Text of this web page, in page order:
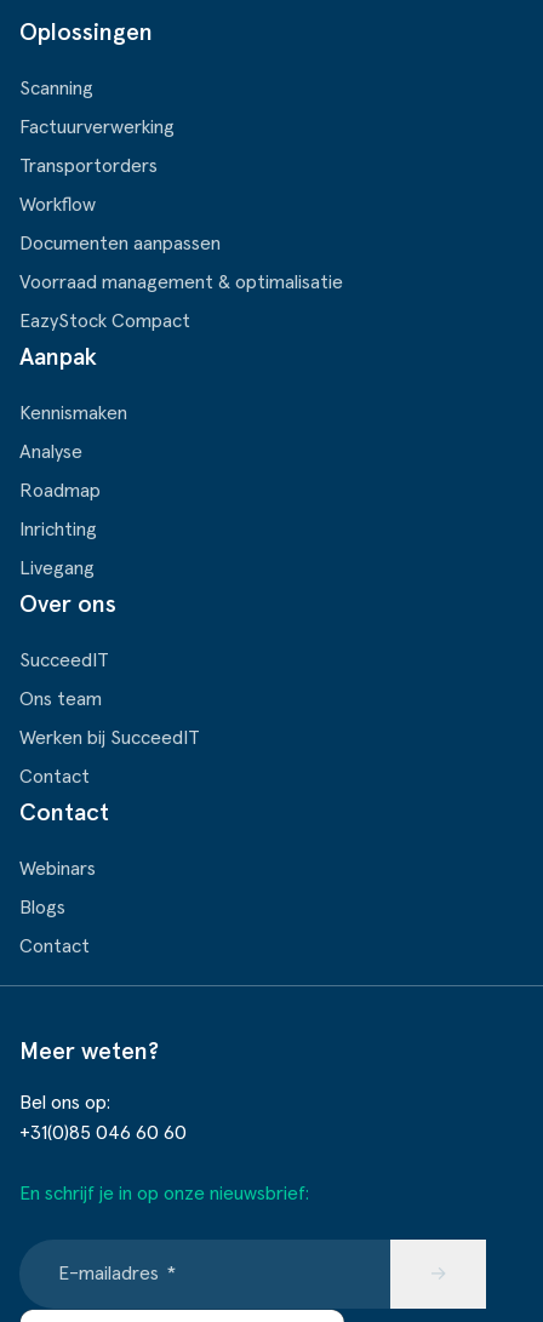
Oplossingen
Scanning
Factuurverwerking
Transportorders
Workflow
Documenten aanpassen
Voorraad management & optimalisatie
EazyStock Compact
Aanpak
Kennismaken
Analyse
Roadmap
Inrichting
Livegang
Over ons
SucceedIT
Ons team
Werken bij SucceedIT
Contact
Contact
Webinars
Blogs
Contact
Meer weten?
Bel ons op:
+31(0)85 046 60 60
En schrijf je in op onze nieuwsbrief:
E-mailadres * →